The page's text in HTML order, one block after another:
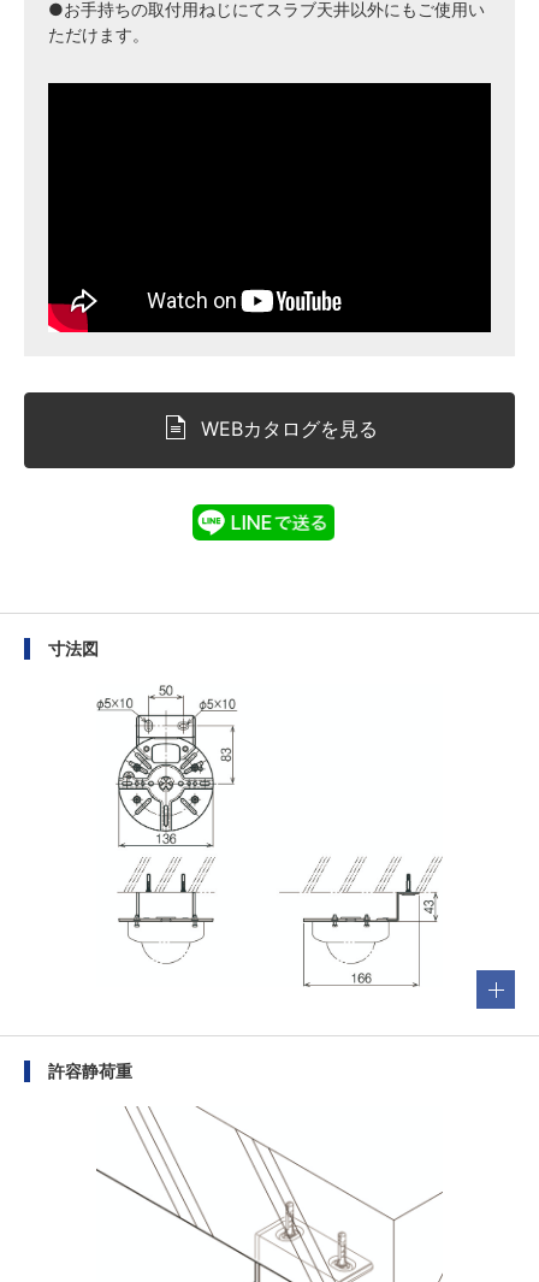
●お手持ちの取付用ねじにてスラブ天井以外にもご使用い
ただけます。
WEBカタログを見る
寸法図
許容静荷重